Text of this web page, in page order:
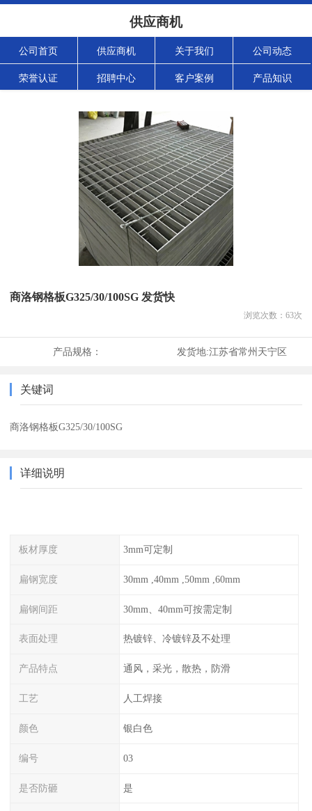
供应商机
公司首页 供应商机 关于我们 公司动态
荣誉认证 招聘中心 客户案例 产品知识
商洛钢格板G325/30/100SG 发货快
浏览次数： 63次
产品规格： 发货地:江苏省常州天宁区
关键词
商洛钢格板G325/30/100SG
详细说明
板材厚度 3mm可定制
扁钢宽度 30mm ,40mm ,50mm ,60mm
扁钢间距 30mm、40mm可按需定制
表面处理 热镀锌、冷镀锌及不处理
产品特点 通风，采光，散热，防滑
工艺 人工焊接
颜色 银白色
编号 03
是否防砸 是